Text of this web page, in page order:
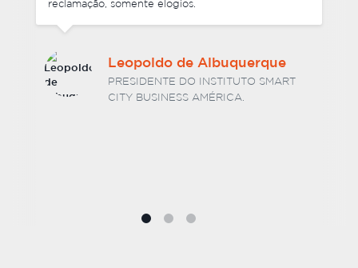
Barcelos
SÓCIO DIRETOR DA BARCELOS E
ASSOCIADOS SOCIEDADE DE ADVOGADOS